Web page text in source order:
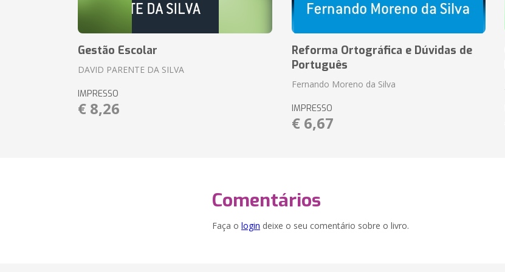
Gestão Escolar
DAVID PARENTE DA SILVA
IMPRESSO
€ 8,26
Reforma Ortográfica e Dúvidas de
Português
Fernando Moreno da Silva
IMPRESSO
€ 6,67
Comentários
Faça o login deixe o seu comentário sobre o livro.